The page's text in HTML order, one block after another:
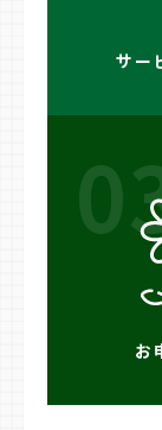
サー
お